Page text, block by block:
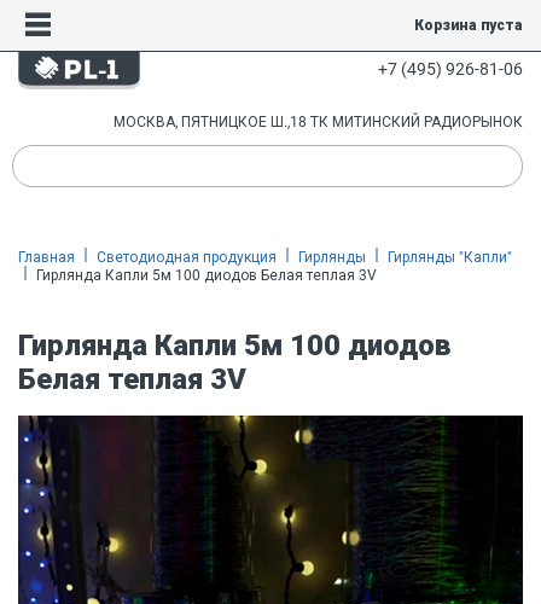
Корзина пуста
+7 (495) 926-81-06
МОСКВА, ПЯТНИЦКОЕ Ш.,18 ТК МИТИНСКИЙ РАДИОРЫНОК
Главная Светодиодная продукция Гирлянды
Гирлянды "Капли"
Гирлянда Капли 5м 100 диодов Белая теплая 3V
Гирлянда Капли 5м 100 диодов
Белая теплая 3V